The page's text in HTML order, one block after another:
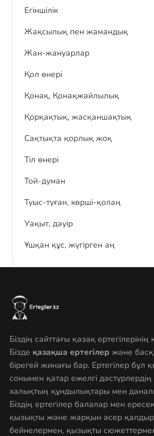
Егіншілік
Жақсылық пен жамандық
Жан-жануарлар
Қол өнері
Қонақ, Қонақжайлылық
Қорқақтық, жасқаншақтық
Сақтықта қорлық жоқ
Тіл өнері
Той-думан
Туыс-туған, көрші-қолаң
Уақыт, дәуір
Ұшқан құс, жүгірген аң
Біздің сайттағы қазақ
Бізде қазақша ертегілер және
бірегей жинағы бар. Ертегілер бұл
сонымен қатар ежелгі
халықтың құндылықтары мен
Біздің ертегілер балалар мен
қызықты және жарқын әсер
бейнелермен, қызықты